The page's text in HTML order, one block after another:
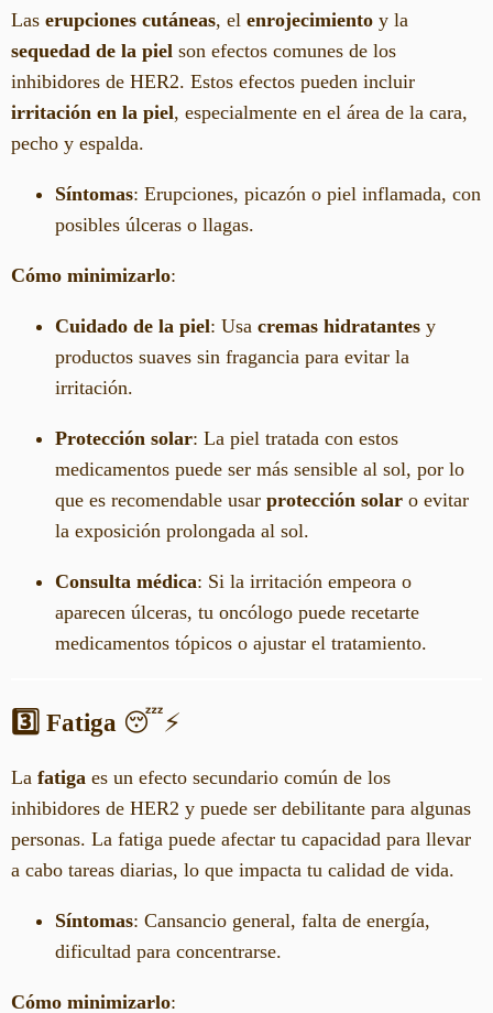
Las erupciones cutáneas, el enrojecimiento y la
sequedad de la piel son efectos comunes de los
inhibidores de HER2. Estos efectos pueden incluir
irritación en la piel, especialmente en el área de la cara,
pecho y espalda.
Síntomas: Erupciones, picazón o piel inflamada, con
posibles úlceras o llagas.
Cómo minimizarlo:
Cuidado de la piel: Usa cremas hidratantes y
productos suaves sin fragancia para evitar la
irritación.
Protección solar: La piel tratada con estos
medicamentos puede ser más sensible al sol, por lo
que es recomendable usar protección solar o evitar
la exposición prolongada al sol.
Consulta médica: Si la irritación empeora o
aparecen úlceras, tu oncólogo puede recetarte
medicamentos tópicos o ajustar el tratamiento.
3️⃣ Fatiga 😴⚡
La fatiga es un efecto secundario común de los
inhibidores de HER2 y puede ser debilitante para algunas
personas. La fatiga puede afectar tu capacidad para llevar
a cabo tareas diarias, lo que impacta tu calidad de vida.
Síntomas: Cansancio general, falta de energía,
dificultad para concentrarse.
Cómo minimizarlo: